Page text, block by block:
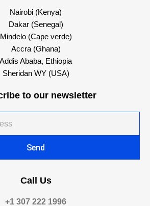
Nairobi (Kenya)
Dakar (Senegal)
Mindelo (Cape verde)
Accra (Ghana)
Addis Ababa, Ethiopia
Sheridan WY (USA)
to our newsletter
Send
Call Us
+1 307 222 1996